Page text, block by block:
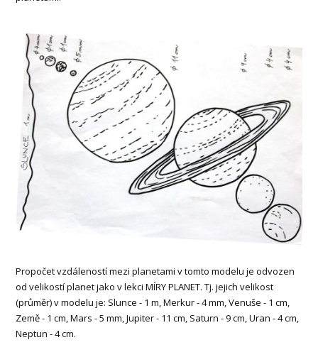
Propočet vzdáleností mezi planetami v tomto modelu je odvozen
od velikostí planet jako v lekci MÍRY PLANET. Tj. jejich velikost
(průměr) v modelu je: Slunce - 1 m, Merkur - 4 mm, Venuše - 1 cm,
Země - 1 cm, Mars - 5 mm, Jupiter - 11 cm, Saturn - 9 cm, Uran - 4 cm,
Neptun - 4 cm.